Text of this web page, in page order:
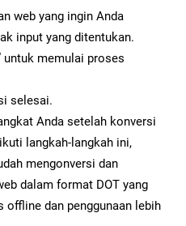
web yang ingin Anda
input yang ditentukan.
untuk memulai proses
selesai.
Anda setelah konversi
langkah-langkah ini,
mengonversi dan
dalam format DOT yang
offline dan penggunaan lebih